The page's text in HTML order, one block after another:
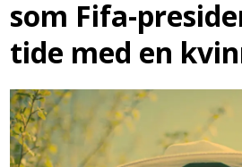
som Fifa-
tide med en